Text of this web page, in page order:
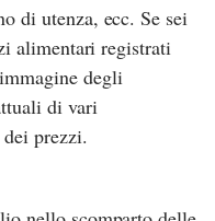
di utenza, ecc. Se sei
alimentari registrati
degli
di vari
prezzi.